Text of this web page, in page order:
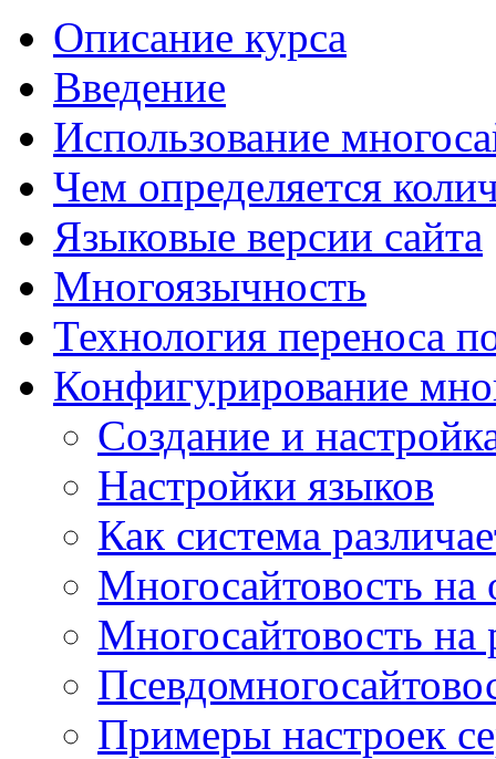
Описание курса
Введение
Использование
Чем определяется
Языковые версии сайта
Многоязычность
Технология переноса
Конфигурирование
Создание и
Настройки языков
Как система
Многосайтовость
Многосайтовость на
Примеры настроек